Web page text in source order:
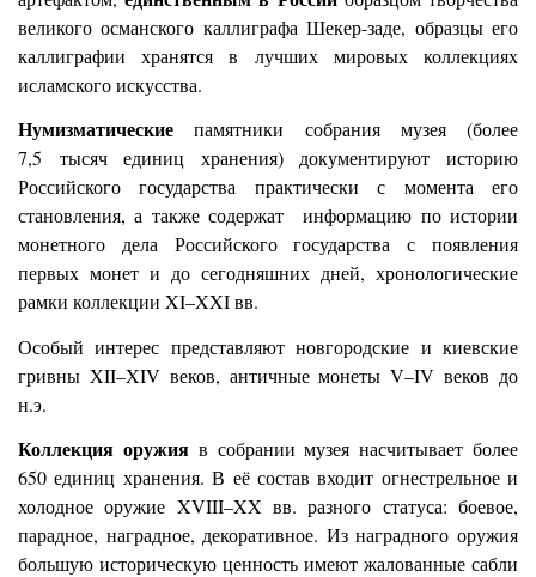
великого османского каллиграфа Шекер-заде, образцы его
каллиграфии хранятся в лучших мировых коллекциях
исламского искусства.
Нумизматические памятники собрания музея (более
7,5 тысяч единиц хранения) документируют историю
Российского государства практически с момента его
становления, а также содержат информацию по истории
монетного дела Российского государства с появления
первых монет и до сегодняшних дней, хронологические
рамки коллекции XI–XXI вв.
Особый интерес представляют новгородские и киевские
гривны XII–XIV веков, античные монеты V–IV веков до
н.э.
Коллекция оружияв собрании музея насчитывает более
650 единиц хранения. В её состав входит огнестрельное и
холодное оружие XVIII–XX вв. разного статуса: боевое,
парадное, наградное, декоративное. Из наградного оружия
большую историческую ценность имеют жалованные сабли